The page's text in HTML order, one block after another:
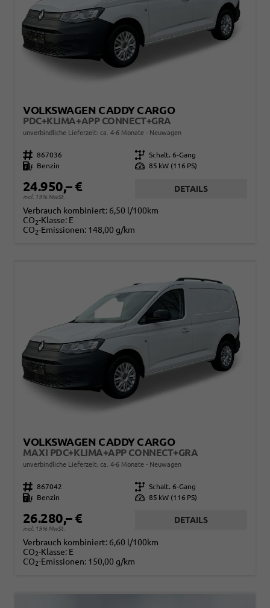
VOLKSWAGEN CADDY CARGO
PDC+KLIMA+APP CONNECT+GRA
unverbindliche Lieferzeit: ca. 4-6 Monate Neuwagen
Fahrzeugnr. 867036 Getriebe Schalt. 6-Gang
Kraftstoff
Benzin Leistung 85 kW (116 PS)
24.950,– €
incl. 19% MwSt.
DETAILS
Verbrauch kombiniert: 6,50 l/100km
CO2-Klasse: E
CO2-Emissionen: 148,00 g/km
VOLKSWAGEN CADDY CARGO
MAXI PDC+KLIMA+APP CONNECT+GRA
unverbindliche Lieferzeit: ca. 4-6 Monate Neuwagen
Fahrzeugnr. 867042 Getriebe Schalt. 6-Gang
Kraftstoff
Benzin Leistung 85 kW (116 PS)
26.280,– €
incl. 19% MwSt.
DETAILS
Verbrauch kombiniert: 6,60 l/100km
CO2-Klasse: E
CO2-Emissionen: 150,00 g/km